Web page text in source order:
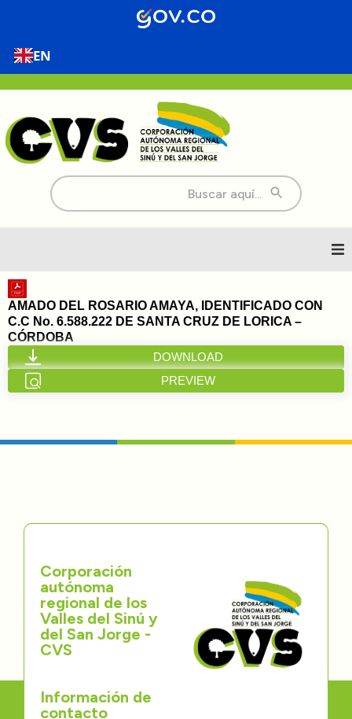
EN
Buscar:
Inicio
Nosotros
Directorios
Contáctenos
AMADO DEL ROSARIO AMAYA, IDENTIFICADO CON
C.C No. 6.588.222 DE SANTA CRUZ DE LORICA –
CÓRDOBA
DOWNLOAD
PREVIEW
Corporación
autónoma
regional de los
Valles del Sinú y
del San Jorge -
CVS
Información de
contacto